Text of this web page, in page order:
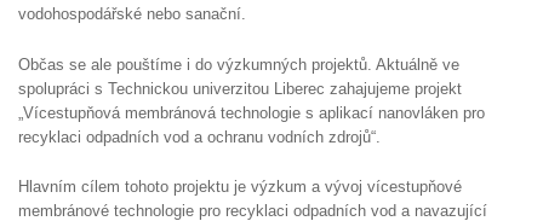
vodohospodářské nebo sanační.
Občas se ale pouštíme i do výzkumných projektů. Aktuálně ve
spolupráci s Technickou univerzitou Liberec zahajujeme projekt
„Vícestupňová membránová technologie s aplikací nanovláken pro
recyklaci odpadních vod a ochranu vodních zdrojů“.
Hlavním cílem tohoto projektu je výzkum a vývoj vícestupňové
membránové technologie pro recyklaci odpadních vod a navazující